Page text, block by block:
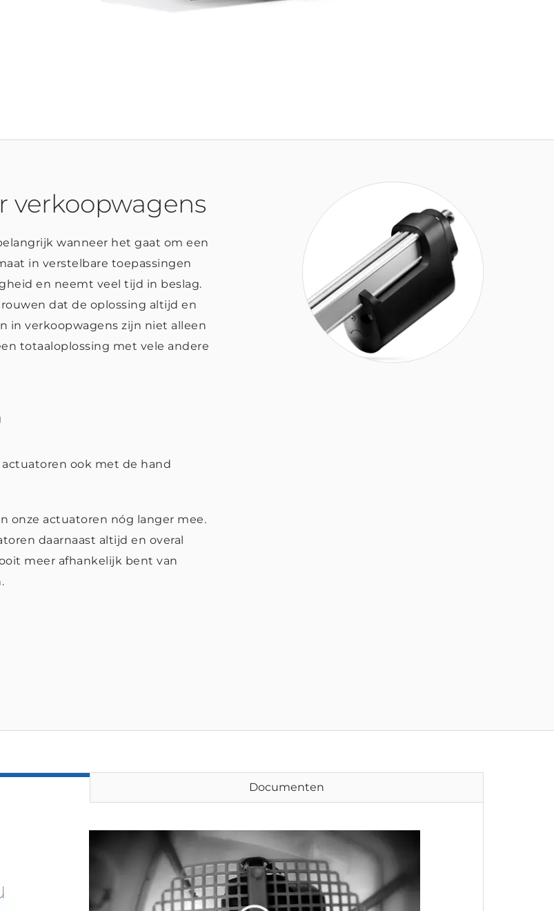
verkoopwagens
wanneer het gaat om een
in verstelbare toepassingen
en neemt veel tijd in beslag.
dat de oplossing altijd en
in verkoopwagens zijn niet alleen
totaaloplossing met vele andere
ook met de hand
onze actuatoren nóg langer mee.
daarnaast altijd en overal
meer afhankelijk bent van
Documenten